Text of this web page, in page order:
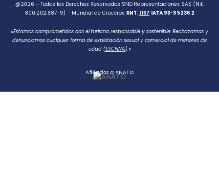
@2026 – Todos los Derechos Reservados SND Representaciones SAS (Nit.
800.202.687-9) – Mundial de Cruceros RNT. 1137 IATA 93-3 5236 2
«Estamos comprometidos con el turismo responsable y sostenible: Rechazamos y
denunciamos cualquier forma de explotación sexual y comercial de menores de
edad (ESCNNA).»
Afiliados a ANATO